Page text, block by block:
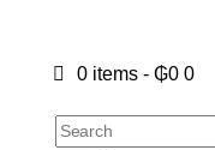
0 items - ₲0 0